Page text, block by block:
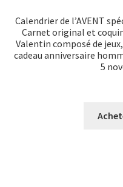
Calendrier de l’AVENT
Carnet original et
Valentin composé de
cadeau anniversaire
5